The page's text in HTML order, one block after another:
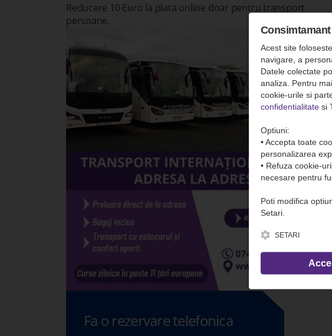
Reducere 10 Euro la plata online doar pentru transport
persoane.
Fa o rezervare telefonica
Acest site
navigare, a
Datele colectate
analiza. Pentru
cookie-urile si
confidentialitate si
Optiuni:
• Accepta toate
personalizarea
• Refuza cookie-
necesare pentru
Poti modifica
Setari.
SETARI